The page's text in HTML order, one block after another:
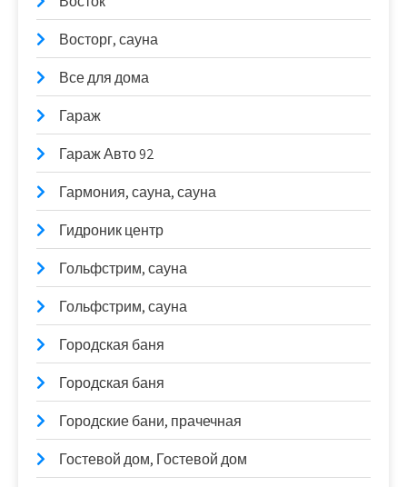
Восторг, сауна
Все для дома
Гараж
Гараж Авто 92
Гармония, сауна, сауна
Гидроник центр
Гольфстрим, сауна
Гольфстрим, сауна
Городская баня
Городская баня
Городские бани, прачечная
Гостевой дом, Гостевой дом